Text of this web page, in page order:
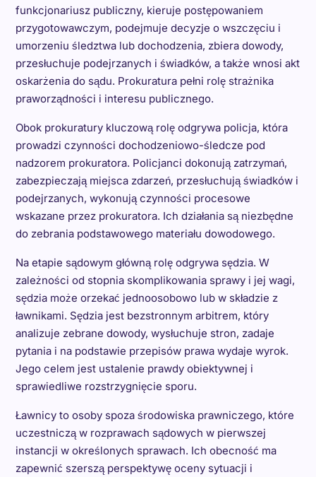
funkcjonariusz publiczny, kieruje postępowaniem
przygotowawczym, podejmuje decyzje o wszczęciu i
umorzeniu śledztwa lub dochodzenia, zbiera dowody,
przesłuchuje podejrzanych i świadków, a także wnosi akt
oskarżenia do sądu. Prokuratura pełni rolę strażnika
praworządności i interesu publicznego.
Obok prokuratury kluczową rolę odgrywa policja, która
prowadzi czynności dochodzeniowo-śledcze pod
nadzorem prokuratora. Policjanci dokonują zatrzymań,
zabezpieczają miejsca zdarzeń, przesłuchują świadków i
podejrzanych, wykonują czynności procesowe
wskazane przez prokuratora. Ich działania są niezbędne
do zebrania podstawowego materiału dowodowego.
Na etapie sądowym główną rolę odgrywa sędzia. W
zależności od stopnia skomplikowania sprawy i jej wagi,
sędzia może orzekać jednoosobowo lub w składzie z
ławnikami. Sędzia jest bezstronnym arbitrem, który
analizuje zebrane dowody, wysłuchuje stron, zadaje
pytania i na podstawie przepisów prawa wydaje wyrok.
Jego celem jest ustalenie prawdy obiektywnej i
sprawiedliwe rozstrzygnięcie sporu.
Ławnicy to osoby spoza środowiska prawniczego, które
uczestniczą w rozprawach sądowych w pierwszej
instancji w określonych sprawach. Ich obecność ma
zapewnić szerszą perspektywę oceny sytuacji i